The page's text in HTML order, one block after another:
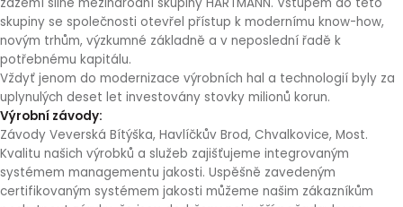
skupiny se společnosti otevřel přístup k modernímu know-how,
novým trhům, výzkumné základně a v neposlední řadě k
potřebnému kapitálu.
Vždyť jenom do modernizace výrobních hal a technologií byly za
uplynulých deset let investovány stovky milionů korun.
Výrobní závody:
Závody Veverská Bítýška, Havlíčkův Brod, Chvalkovice, Most.
Kvalitu našich výrobků a služeb zajišťujeme integrovaným
systémem managementu jakosti. Uspěšně zavedeným
certifikovaným systémem jakosti můžeme našim zákazníkům